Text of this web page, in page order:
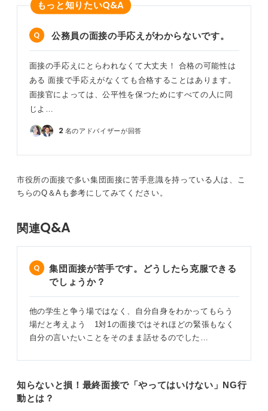
もっと知りたいQ&A
公務員の面接の手応えがわからないです。
面接の手応えにとらわれなくて大丈夫！ 合格の可能性は
ある 面接で手応えがなくても合格することはあります。
面接官によっては、公平性を保つためにすべての人に同
じよ…
2 名のアドバイザーが回答
市役所の面接で多い集団面接に苦手意識を持っている人は、こ
ちらのQ＆Aも参考にしてみてください。
関連Q&A
集団面接が苦手です。どうしたら克服できる
でしょうか？
他の学生と争う場ではなく、自分自身をわかってもらう
場だと考えよう 1対1の面接ではそれほどの緊張もなく
自分の言いたいことをそのまま話せるのでした…
知らないと損！最終面接で「やってはいけない」NG行
動とは？